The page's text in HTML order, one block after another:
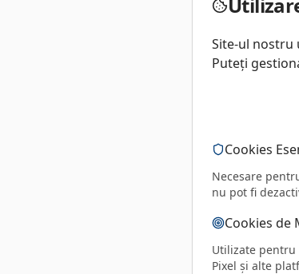
Site-ul nostru
Puteți
Cookies
Necesare
nu pot fi
Cookies de
Utilizate pentru
Pixel și alte